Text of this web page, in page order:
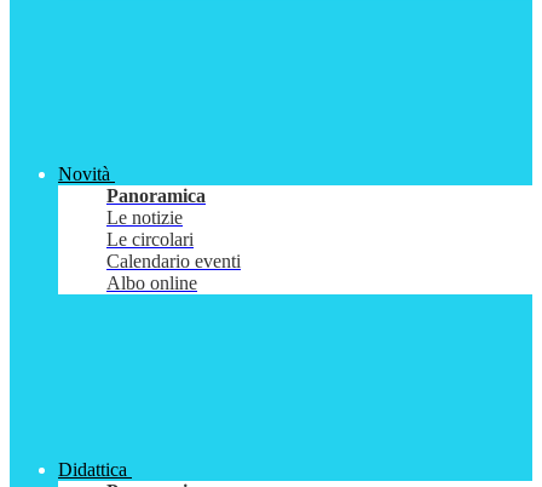
Novità
Panoramica
Le notizie
Le circolari
Calendario eventi
Albo online
Didattica